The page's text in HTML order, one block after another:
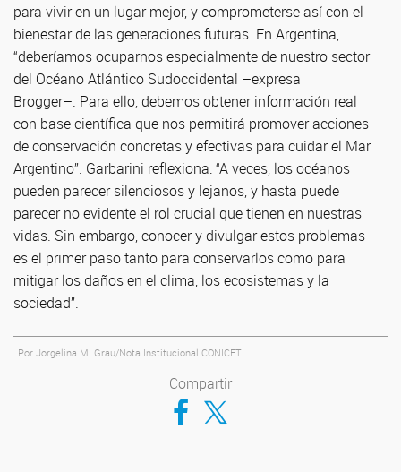
para vivir en un lugar mejor, y comprometerse así con el
bienestar de las generaciones futuras. En Argentina,
“deberíamos ocuparnos especialmente de nuestro sector
del Océano Atlántico Sudoccidental –expresa
Brogger–. Para ello, debemos obtener información real
con base científica que nos permitirá promover acciones
de conservación concretas y efectivas para cuidar el Mar
Argentino”. Garbarini reflexiona: “A veces, los océanos
pueden parecer silenciosos y lejanos, y hasta puede
parecer no evidente el rol crucial que tienen en nuestras
vidas. Sin embargo, conocer y divulgar estos problemas
es el primer paso tanto para conservarlos como para
mitigar los daños en el clima, los ecosistemas y la
sociedad”.
Por Jorgelina M. Grau/Nota Institucional CONICET
Compartir
Compartir en Facebook
Compartir en Twitter